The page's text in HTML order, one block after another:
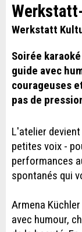
Werkstatt
Soirée
guide avec
courageuses
pas de
L'atelier
petites voix -
performances
spontanés qui
Armena
avec humour,